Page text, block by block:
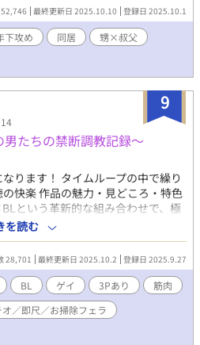
てあげるから、寂しくないよ。俺
てあげる」 ……って、どこまで夢で
無防備会社員、叔父と甥の家庭
最終更新日 2025.10.10 登録日 2025.10.1
下攻め 同居
甥×叔父
9
たちの禁断調教記録～
ります！ タイムループの中で繰り
快楽 作品の魅力・見どころ・特色
という革新的な組み合わせで、極
描いた衝撃作。毎回異なるエロシ
させない構成。羞恥プレイから愛
。 主要登場人物 大介（細身・狡猾な
良いが計算高い詐欺師。3人の中で
質・短気）：ケンカっ早いが情に
美と優しさのギャップが魅力 夏樹
感を持つ元法曹関係者。知的でク
トーリー展開 渓谷の吊り橋で目覚
を読む
28,701 最終更新日 2025.10.2 登録日 2025.9.27
BL ゲイ 3Pあり
筋肉
オ／即尺／お掃除フェラ